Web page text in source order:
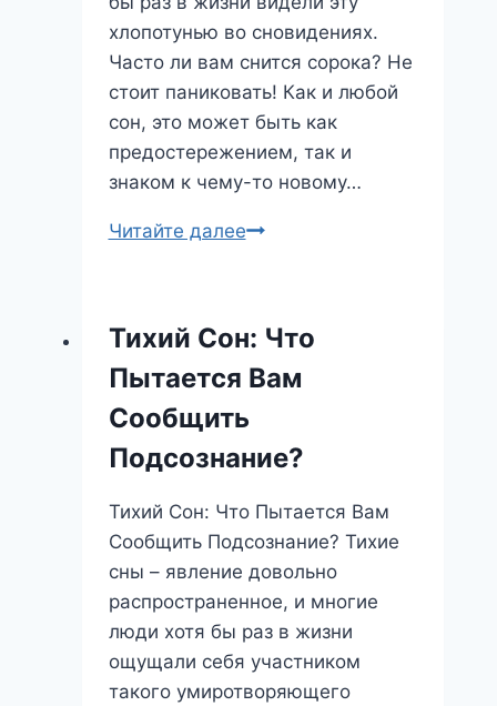
хлопотунью во сновидениях.
Часто ли вам снится сорока? Не
стоит паниковать! Как и любой
сон, это может быть как
предостережением, так и
знаком к чему-то новому…
Читайте далееСорока
перемен
или
Тихий Сон: Что
Пытается Вам
Сообщить
Подсознание?
Тихий Сон: Что Пытается Вам
Сообщить Подсознание? Тихие
сны – явление довольно
распространенное, и многие
люди хотя бы раз в жизни
ощущали себя участником
такого умиротворяющего